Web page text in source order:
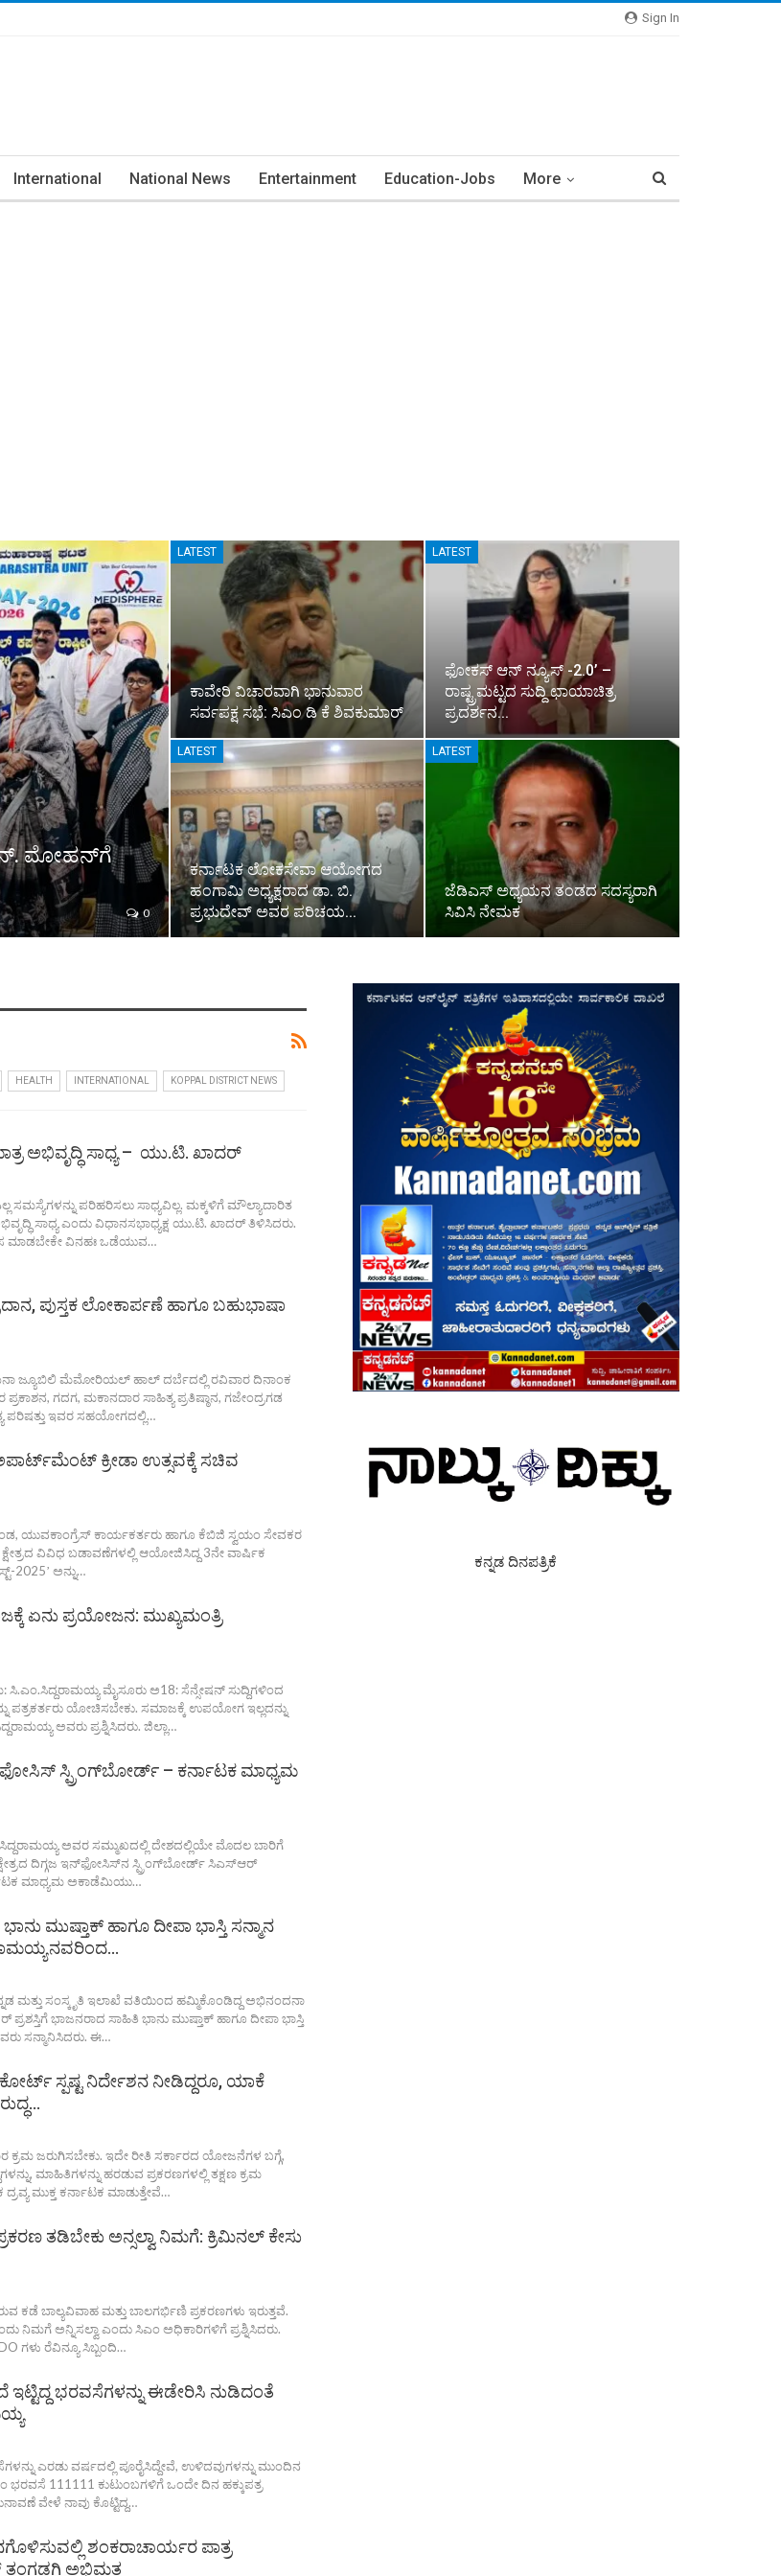
Sign In
International National News Entertainment Education-Jobs More
ಮೋಹನ್‌ಗೆ
0
LATEST
ಕಾವೇರಿ ವಿಚಾರವಾಗಿ ಭಾನುವಾರ
ಸರ್ವಪಕ್ಷ ಸಭೆ: ಸಿಎಂ ಡಿ ಕೆ ಶಿವಕುಮಾರ್
LATEST
ಫೋಕಸ್ ಆನ್ ನ್ಯೂಸ್ -2.0’ –
ರಾಷ್ಟ್ರಮಟ್ಟದ ಸುದ್ದಿ ಛಾಯಾಚಿತ್ರ
ಪ್ರದರ್ಶನ…
LATEST
ಕರ್ನಾಟಕ ಲೋಕಸೇವಾ ಆಯೋಗದ
ಹಂಗಾಮಿ ಅಧ್ಯಕ್ಷರಾದ ಡಾ. ಬಿ.
ಪ್ರಭುದೇವ್ ಅವರ ಪರಿಚಯ…
LATEST
ಜೆಡಿಎಸ್ ಅಧ್ಯಯನ ತಂಡದ ಸದಸ್ಯರಾಗಿ
ಸಿವಿಸಿ ನೇಮಕ
HEALTH INTERNATIONAL KOPPAL DISTRICT NEWS
ಅಭಿವೃದ್ಧಿ ಸಾಧ್ಯ – ಯು.ಟಿ. ಖಾದರ್‌
ಪರಿಹರಿಸಲು ಸಾಧ್ಯವಿಲ್ಲ. ಮಕ್ಕಳಿಗೆ ಮೌಲ್ಯಾದಾರಿತ
ಸಾಧ್ಯ ಎಂದು ವಿಧಾನಸಭಾಧ್ಯಕ್ಷ ಯು.ಟಿ. ಖಾದರ್‌ ತಿಳಿಸಿದರು.
ಮಾಡಬೇಕೇ ವಿನಹಃ ಒಡೆಯುವ…
ಪುಸ್ತಕ ಲೋಕಾರ್ಪಣೆ ಹಾಗೂ ಬಹುಭಾಷಾ
ಜ್ಯೂಬಿಲಿ ಮೆಮೋರಿಯಲ್ ಹಾಲ್ ದರ್ಬೆದಲ್ಲಿ ರವಿವಾರ ದಿನಾಂಕ
ಗದಗ, ಮಕಾನದಾರ ಸಾಹಿತ್ಯ ಪ್ರತಿಷ್ಠಾನ, ಗಜೇಂದ್ರಗಡ
ಪರಿಷತ್ತು ಇವರ ಸಹಯೋಗದಲ್ಲಿ…
ಕ್ರೀಡಾ ಉತ್ಸವಕ್ಕೆ ಸಚಿವ
ಯುವಕಾಂಗ್ರೆಸ್‌ ಕಾರ್ಯಕರ್ತರು ಹಾಗೂ ಕೆಬಿಜಿ ಸ್ವಯಂ ಸೇವಕರ
ವಿವಿಧ ಬಡಾವಣೆಗಳಲ್ಲಿ ಆಯೋಜಿಸಿದ್ದ 3ನೇ ವಾರ್ಷಿಕ
2025ʼ ಅನ್ನು…
ಏನು ಪ್ರಯೋಜನ: ಮುಖ್ಯಮಂತ್ರಿ
ಮೈಸೂರು ಅ18: ಸೆನ್ಸೇಷನ್ ಸುದ್ದಿಗಳಿಂದ
ಪತ್ರಕರ್ತರು ಯೋಚಿಸಬೇಕು. ಸಮಾಜಕ್ಕೆ ಉಪಯೋಗ ಇಲ್ಲದನ್ನು
ಅವರು ಪ್ರಶ್ನಿಸಿದರು. ಜಿಲ್ಲಾ…
ಸ್ಪ್ರಿಂಗ್‌ಬೋರ್ಡ್‌ – ಕರ್ನಾಟಕ ಮಾಧ್ಯಮ
ಅವರ ಸಮ್ಮುಖದಲ್ಲಿ ದೇಶದಲ್ಲಿಯೇ ಮೊದಲ ಬಾರಿಗೆ
ಕ್ಷೇತ್ರದ ದಿಗ್ಗಜ ಇನ್‌ಫೋಸಿಸ್‌ನ ಸ್ಪ್ರಿಂಗ್‌ಬೋರ್ಡ್‌ ಸಿಎಸ್‌ಆರ್‌
ಮಾಧ್ಯಮ ಅಕಾಡೆಮಿಯು…
ಮುಷ್ತಾಕ್ ಹಾಗೂ ದೀಪಾ ಭಾಸ್ತಿ ಸನ್ಮಾನ
ಮತ್ತು ಸಂಸ್ಕೃತಿ ಇಲಾಖೆ ವತಿಯಿಂದ ಹಮ್ಮಿಕೊಂಡಿದ್ದ ಅಭಿನಂದನಾ
ಭಾಜನರಾದ ಸಾಹಿತಿ ಭಾನು ಮುಷ್ತಾಕ್ ಹಾಗೂ ದೀಪಾ ಭಾಸ್ತಿ
ಸನ್ಮಾನಿಸಿದರು. ಈ…
ಸ್ಪಷ್ಟ ನಿರ್ದೇಶನ ನೀಡಿದ್ದರೂ, ಯಾಕೆ
ಕ್ರಮ ಜರುಗಿಸಬೇಕು. ಇದೇ ರೀತಿ ಸರ್ಕಾರದ ಯೋಜನೆಗಳ ಬಗ್ಗೆ,
ಮಾಹಿತಿಗಳನ್ನು ಹರಡುವ ಪ್ರಕರಣಗಳಲ್ಲಿ ತಕ್ಷಣ ಕ್ರಮ
ದ್ರವ್ಯ ಮುಕ್ತ ಕರ್ನಾಟಕ ಮಾಡುತ್ತೇವೆ…
ತಡಿಬೇಕು ಅನ್ಸಲ್ವಾ ನಿಮಗೆ: ಕ್ರಿಮಿನಲ್ ಕೇಸು
ಕಡೆ ಬಾಲ್ಯವಿವಾಹ ಮತ್ತು ಬಾಲಗರ್ಭಿಣಿ ಪ್ರಕರಣಗಳು ಇರುತ್ತವೆ.
ನಿಮಗೆ ಅನ್ನಿಸಲ್ವಾ ಎಂದು ಸಿಎಂ ಅಧಿಕಾರಿಗಳಿಗೆ ಪ್ರಶ್ನಿಸಿದರು.
ಗಳು ರೆವಿನ್ಯೂ ಸಿಬ್ಬಂದಿ…
ಭರವಸೆಗಳನ್ನು ಈಡೇರಿಸಿ ನುಡಿದಂತೆ
ಎರಡು ವರ್ಷದಲ್ಲಿ ಪೂರೈಸಿದ್ದೇವೆ, ಉಳಿದವುಗಳನ್ನು ಮುಂದಿನ
ಭರವಸೆ 111111 ಕುಟುಂಬಗಳಿಗೆ ಒಂದೇ ದಿನ ಹಕ್ಕುಪತ್ರ
ವೇಳೆ ನಾವು ಕೊಟ್ಟಿದ್ದ…
ಶಂಕರಾಚಾರ್ಯರ ಪಾತ್ರ
ತಂಗಡಗಿ ಅಭಿಮತ
ಕನ್ನಡ ದಿನಪತ್ರಿಕೆ